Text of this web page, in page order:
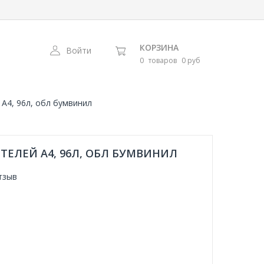
Войти КОРЗИНА
0 товаров 0 руб
А4, 96л, обл бумвинил
А4, 96Л, ОБЛ БУМВИНИЛ